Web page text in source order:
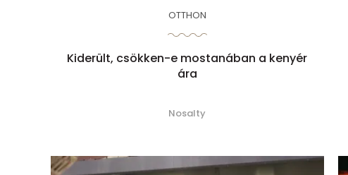
OTTHON
Kiderült, csökken-e mostanában a kenyér
ára
Nosalty